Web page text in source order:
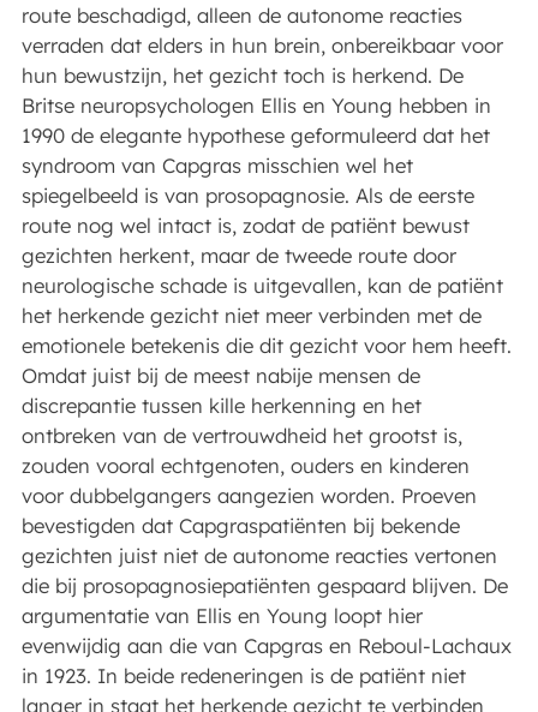
route beschadigd, alleen de autonome reacties
verraden dat elders in hun brein, onbereikbaar voor
hun bewustzijn, het gezicht toch is herkend. De
Britse neuropsychologen Ellis en Young hebben in
1990 de elegante hypothese geformuleerd dat het
syndroom van Capgras misschien wel het
spiegelbeeld is van prosopagnosie. Als de eerste
route nog wel intact is, zodat de patiënt bewust
gezichten herkent, maar de tweede route door
neurologische schade is uitgevallen, kan de patiënt
het herkende gezicht niet meer verbinden met de
emotionele betekenis die dit gezicht voor hem heeft.
Omdat juist bij de meest nabije mensen de
discrepantie tussen kille herkenning en het
ontbreken van de vertrouwdheid het grootst is,
zouden vooral echtgenoten, ouders en kinderen
voor dubbelgangers aangezien worden. Proeven
bevestigden dat Capgraspatiënten bij bekende
gezichten juist niet de autonome reacties vertonen
die bij prosopagnosiepatiënten gespaard blijven. De
argumentatie van Ellis en Young loopt hier
evenwijdig aan die van Capgras en Reboul-Lachaux
in 1923. In beide redeneringen is de patiënt niet
langer in staat het herkende gezicht te verbinden